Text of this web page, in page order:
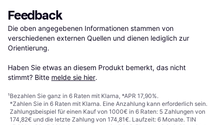
Feedback
Die oben angegebenen Informationen stammen von
verschiedenen externen Quellen und dienen lediglich zur
Orientierung.
Haben Sie etwas an diesem Produkt bemerkt, das nicht
stimmt? Bitte melde sie hier.
¹Bezahlen Sie ganz in 6 Raten mit Klarna, *APR 17,90%.
*Zahlen Sie in 6 Raten mit Klarna. Eine Anzahlung kann erforderlich sein.
Zahlungsbeispiel für einen Kauf von 1000€ in 6 Raten: 5 Zahlungen von
174,82€ und die letzte Zahlung von 174,81€. Laufzeit: 6 Monate. TIN